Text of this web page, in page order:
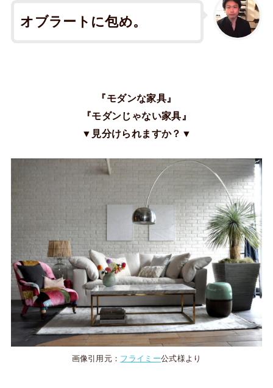
オブラートに包め。
『モダンな家具』
『モダンじゃない家具』
▼見分けられますか？▼
画像引用元： フライミー公式様より